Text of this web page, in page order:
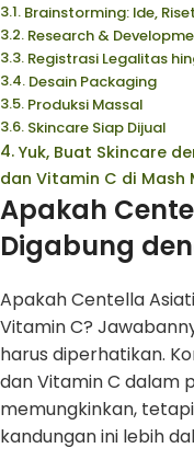
Brainstorming: Ide,
Research &
Registrasi Legalitas
Desain Packaging
Produksi Massal
Skincare Siap Dijual
Yuk, Buat Skincare
dan Vitamin C di Mash
Apakah
Digabung
Apakah Centella
Vitamin C?
harus diperhatikan.
dan Vitamin C dalam
memungkinkan,
kandungan ini lebih